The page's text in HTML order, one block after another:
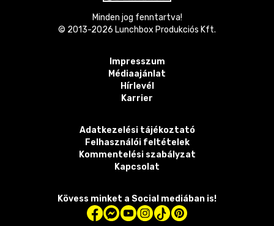
Minden jog fenntartva!
© 2013-2026 Lunchbox Produkciós Kft.
Impresszum
Médiaajánlat
Hírlevél
Karrier
Adatkezelési tájékoztató
Felhasználói feltételek
Kommentelési szabályzat
Kapcsolat
Kövess minket a Social mediában is!